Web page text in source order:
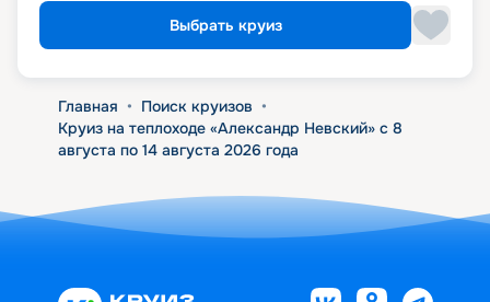
Выбрать круиз
Главная • Поиск круизов •
Круиз на теплоходе «Александр Невский» с 8
августа по 14 августа 2026 года